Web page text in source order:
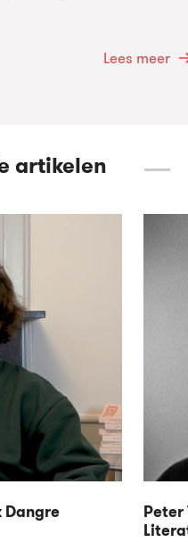
Lees meer
artikelen
Dangre
Peter